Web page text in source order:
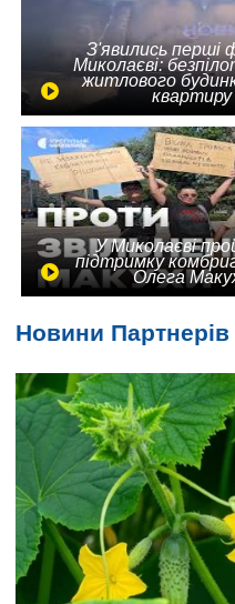
З'явились перші
Миколаєві:
житлового
квартиру
У Миколаєві
підтримку
Олега